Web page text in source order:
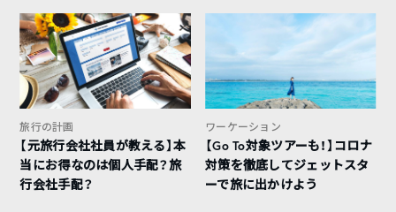
旅行の計画
【元旅行会社社員が教える】本
当にお得なのは個人手配？旅
行会社手配？
ワーケーション
【Go To対象ツアーも！】コロナ
対策を徹底してジェットスタ
ーで旅に出かけよう